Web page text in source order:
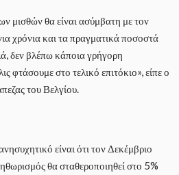
μισθών θα είναι ασύμβατη με τον
χρόνια και τα πραγματικά ποσοστά
δεν βλέπω κάποια γρήγορη
φτάσουμε στο τελικό επιτόκιο», είπε ο
του Βελγίου.
είναι ότι τον Δεκέμβριο
θα σταθεροποιηθεί στο 5%